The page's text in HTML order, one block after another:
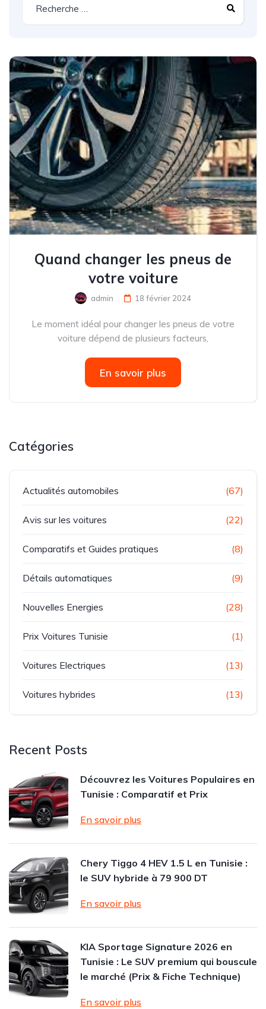
Quand changer les pneus de
votre voiture
admin 18 février 2024
Le moment idéal pour changer les pneus de votre
voiture dépend de plusieurs facteurs,
En savoir plus
Catégories
Actualités automobiles (67)
Avis sur les voitures (22)
Comparatifs et Guides pratiques (8)
Détails automatiques (9)
Nouvelles Energies (28)
Prix Voitures Tunisie (1)
Voitures Electriques (13)
Voitures hybrides (13)
Recent Posts
Découvrez les Voitures Populaires en
Tunisie : Comparatif et Prix
En savoir plus
Chery Tiggo 4 HEV 1.5 L en Tunisie :
le SUV hybride à 79 900 DT
En savoir plus
KIA Sportage Signature 2026 en
Tunisie : Le SUV premium qui bouscule
le marché (Prix & Fiche Technique)
En savoir plus